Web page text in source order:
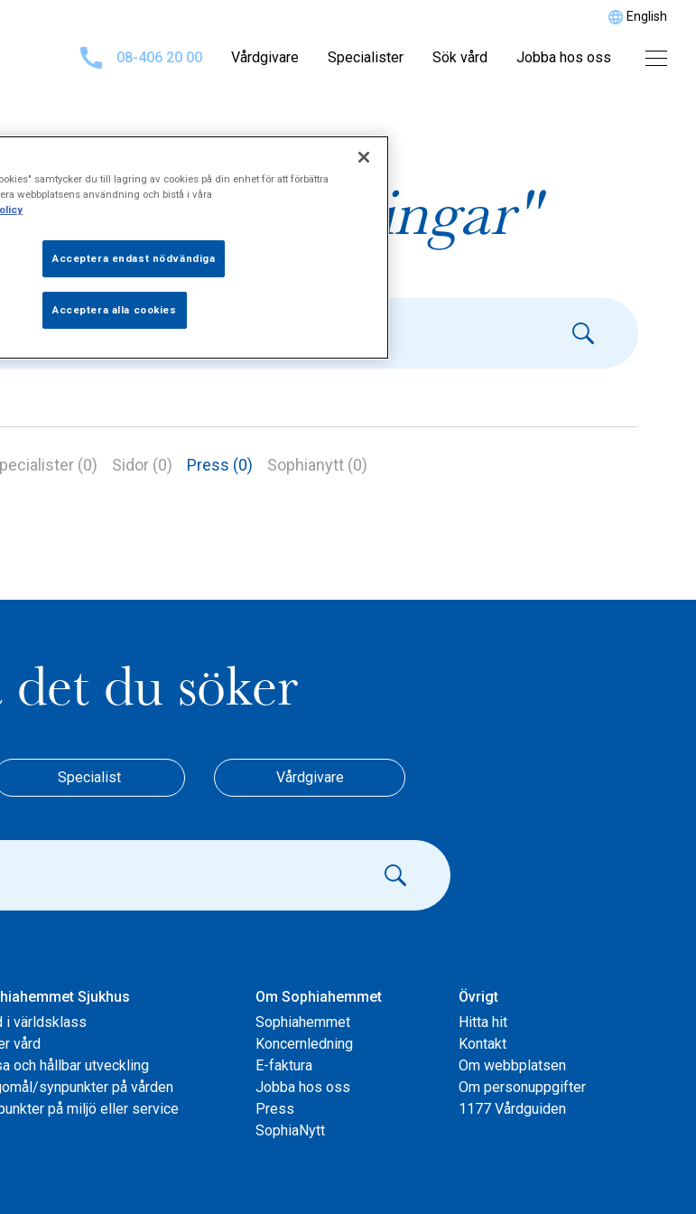
English
08-406 20 00 Vårdgivare Specialister Sök vård Jobba hos oss
"Tandersättningar"
(0) Sidor (0) Press (0) Sophianytt (0)
du söker
Specialist Vårdgivare
Sjukhus
i världsklass
vård
och hållbar utveckling
synpunkter på vården
på miljö eller service
Om Sophiahemmet
Sophiahemmet
Koncernledning
E-faktura
Jobba hos oss
Press
SophiaNytt
Övrigt
Hitta hit
Kontakt
Om webbplatsen
Om personuppgifter
1177 Vårdguiden
samtycker du till lagring av cookies på din enhet för att förbättra
webbplatsens användning och bistå i våra
Acceptera endast nödvändiga
Acceptera alla cookies